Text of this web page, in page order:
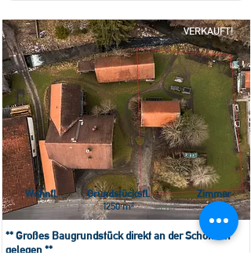
VERKAUFT!
Wohnfl.
Grundstücksfl.
1250 m²
Zimmer
** Großes Baugrundstück direkt an der Schönach
gelegen **